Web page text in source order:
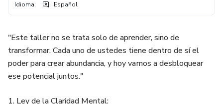
Idioma: Español
"Este taller no se trata solo de aprender, sino de
transformar. Cada uno de ustedes tiene dentro de sí el
poder para crear abundancia, y hoy vamos a desbloquear
ese potencial juntos."
1. Ley de la Claridad Mental: